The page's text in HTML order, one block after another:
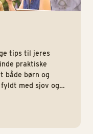
tips til jeres
praktiske
både børn og
med sjov og